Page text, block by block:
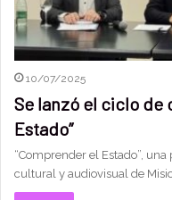
10/07/2025
Se lanzó el ciclo de
Estado”
“Comprender el Estado”,
cultural y audiovisual de